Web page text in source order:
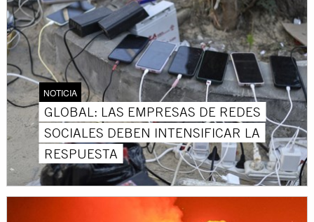
NOTICIA
GLOBAL: LAS EMPRESAS DE REDES
SOCIALES DEBEN INTENSIFICAR LA
RESPUESTA